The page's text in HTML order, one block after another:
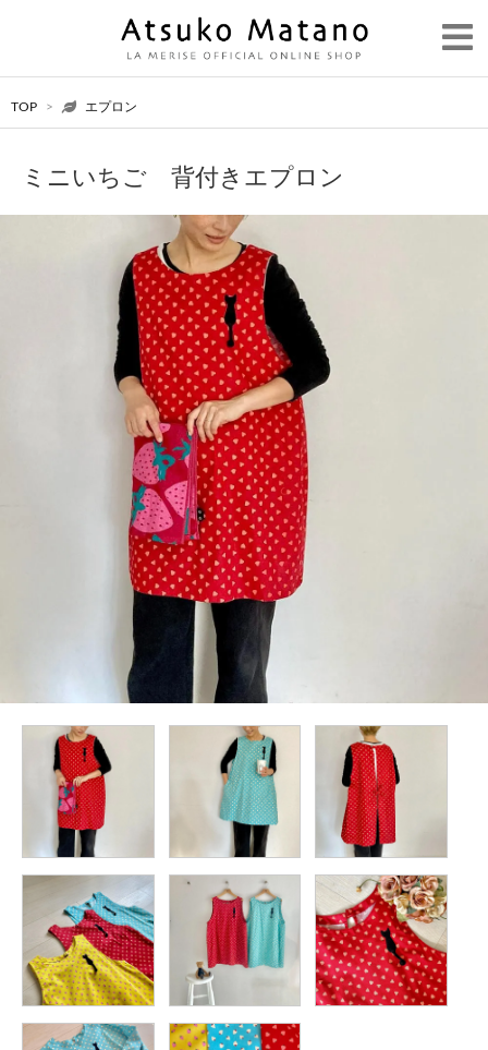
TOP > エプロン
ミニいちご 背付きエプロン